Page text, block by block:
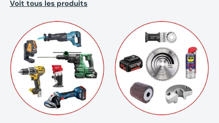
Voit tous les produits